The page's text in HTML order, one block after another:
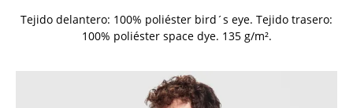
Tejido delantero: 100% poliéster bird´s eye. Tejido trasero:
100% poliéster space dye. 135 g/m².